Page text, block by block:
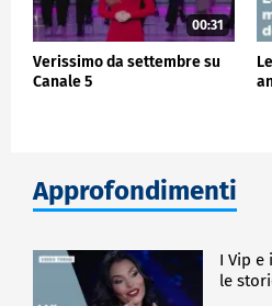
00:31
Verissimo da settembre su
Canale 5
Approfondimenti
I Vip
le